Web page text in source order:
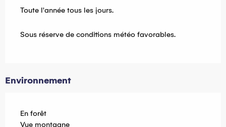
Toute l'année tous les jours.
Sous réserve de conditions météo favorables.
Environnement
En forêt
Vue montagne